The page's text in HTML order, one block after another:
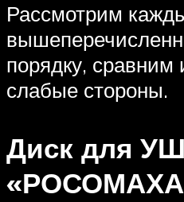
Рассмотрим
порядку, сравним
слабые стороны.
Диск для